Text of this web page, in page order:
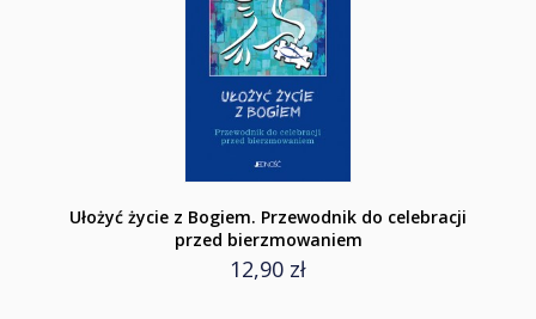
Ułożyć życie z Bogiem. Przewodnik do celebracji
przed bierzmowaniem
12,90 zł